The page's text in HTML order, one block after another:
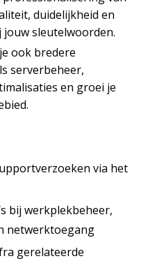
duidelijkheid en
sleutelwoorden.
ook bredere
serverbeheer,
en groei je
via het
bij werkplekbeheer,
netwerktoegang
gerelateerde